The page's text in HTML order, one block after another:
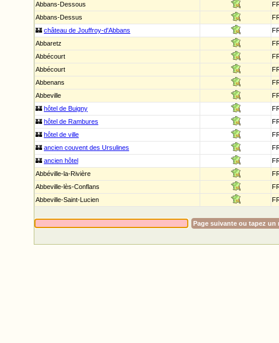
Abbans-Dessous
Abbans-Dessus
🏰 château de Jouffroy-d'Abbans
Abbaretz
Abbécourt
Abbécourt
Abbenans
Abbeville
🏰 hôtel de Buigny
🏰 hôtel de Rambures
🏰 hôtel de ville
🏰 ancien couvent des Ursulines
🏰 ancien hôtel
Abbéville-la-Rivière
Abbeville-lès-Conflans
Abbeville-Saint-Lucien